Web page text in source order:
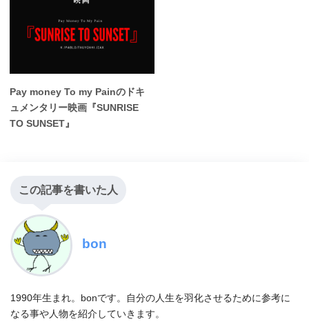
Pay money To my Painのドキ
ュメンタリー映画『SUNRISE
TO SUNSET』
この記事を書いた人
bon
1990年生まれ。bonです。自分の人生を羽化させるために参考に
なる事や人物を紹介していきます。